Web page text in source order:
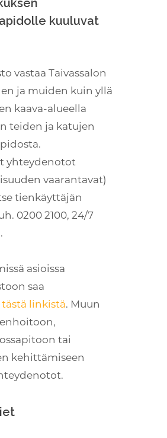
kuuluvat
vastaa Taivassalon
ja muiden kuin yllä
kaava-alueella
teiden ja katujen
yhteydenotot
vaarantavat)
tienkäyttäjän
0200 2100, 24/7
asioissa
saa
tästä linkistä. Muun
tai
kehittämiseen